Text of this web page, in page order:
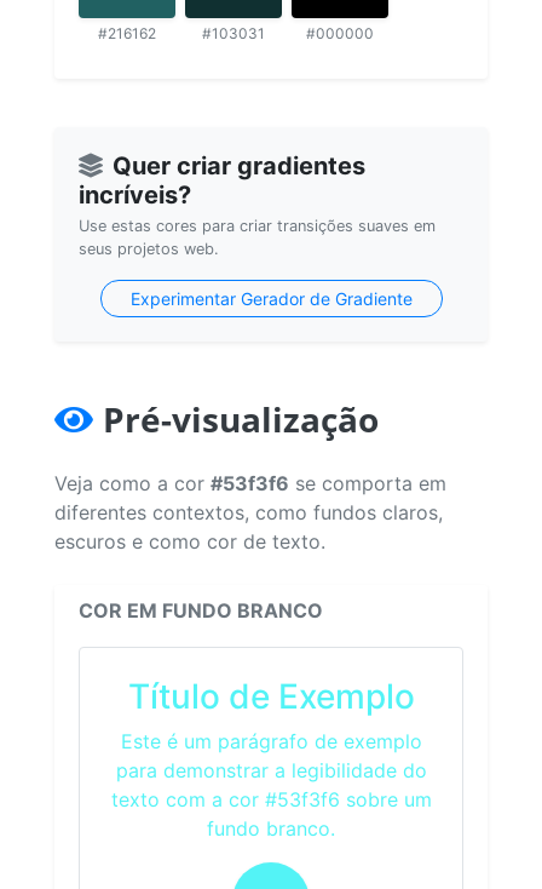
#216162 #103031 #000000
Quer criar gradientes
incríveis?
Use estas cores para criar transições suaves em
seus projetos web.
Experimentar Gerador de Gradiente
Pré-visualização
Veja como a cor #53f3f6 se comporta em
diferentes contextos, como fundos claros,
escuros e como cor de texto.
COR EM FUNDO BRANCO
Título de Exemplo
Este é um parágrafo de exemplo
para demonstrar a legibilidade do
texto com a cor #53f3f6 sobre um
fundo branco.